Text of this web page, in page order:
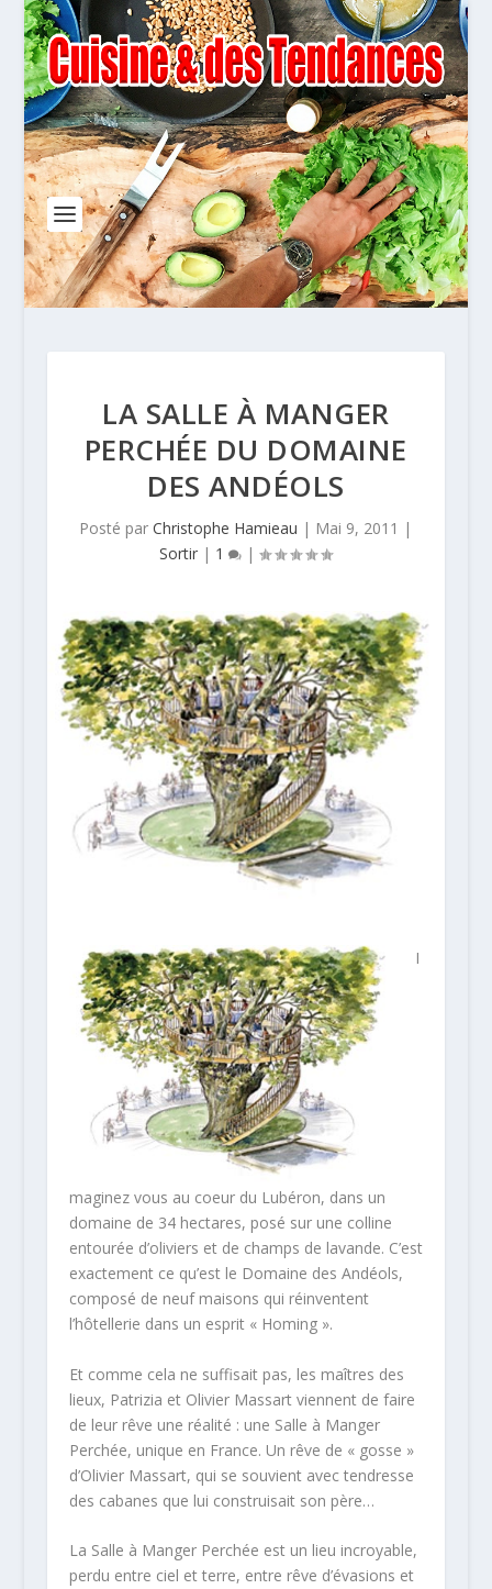
LA SALLE À MANGER
PERCHÉE DU DOMAINE
DES ANDÉOLS
Posté parChristophe Hamieau | Mai 9, 2011 |
Sortir | 1 |
I
maginez vous au coeur du Lubéron, dans un
domaine de 34 hectares, posé sur une colline
entourée d’oliviers et de champs de lavande. C’est
exactement ce qu’est le Domaine des Andéols,
composé de neuf maisons qui réinventent
l’hôtellerie dans un esprit « Homing ».
Et comme cela ne suffisait pas, les maîtres des
lieux, Patrizia et Olivier Massart viennent de faire
de leur rêve une réalité : une Salle à Manger
Perchée, unique en France. Un rêve de « gosse »
d’Olivier Massart, qui se souvient avec tendresse
des cabanes que lui construisait son père…
La Salle à Manger Perchée est un lieu incroyable,
perdu entre ciel et terre, entre rêve d’évasions et